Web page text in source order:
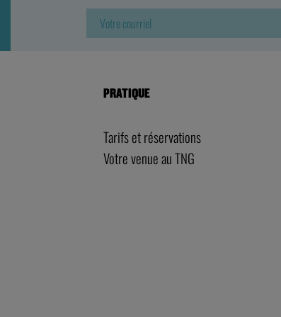
PRATIQUE
Tarifs et réservations
Votre venue au TNG